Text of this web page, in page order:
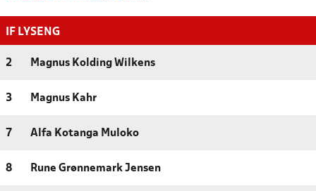
IF LYSENG
2 Magnus Kolding Wilkens
3 Magnus Kahr
7 Alfa Kotanga Muloko
8 Rune Grønnemark Jensen